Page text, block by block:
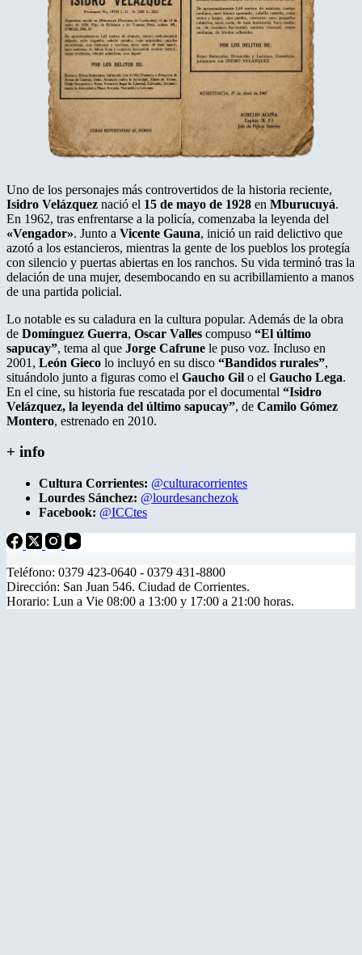
Uno de los personajes más controvertidos de la historia reciente,
Isidro Velázquez nació el 15 de mayo de 1928 en Mburucuyá.
En 1962, tras enfrentarse a la policía, comenzaba la leyenda del
«Vengador». Junto a Vicente Gauna, inició un raid delictivo que
azotó a los estancieros, mientras la gente de los pueblos los protegía
con silencio y puertas abiertas en los ranchos. Su vida terminó tras la
delación de una mujer, desembocando en su acribillamiento a manos
de una partida policial.
Lo notable es su caladura en la cultura popular. Además de la obra
de Domínguez Guerra, Oscar Valles compuso “El último
sapucay”, tema al que Jorge Cafrune le puso voz. Incluso en
2001, León Gieco lo incluyó en su disco “Bandidos rurales”,
situándolo junto a figuras como el Gaucho Gil o el Gaucho Lega.
En el cine, su historia fue rescatada por el documental “Isidro
Velázquez, la leyenda del último sapucay”, de Camilo Gómez
Montero, estrenado en 2010.
+ info
Cultura Corrientes: @culturacorrientes
Lourdes Sánchez: @lourdesanchezok
Facebook: @ICCtes
Teléfono: 0379 423-0640 - 0379 431-8800
Dirección: San Juan 546. Ciudad de Corrientes.
Horario: Lun a Vie 08:00 a 13:00 y 17:00 a 21:00 horas.